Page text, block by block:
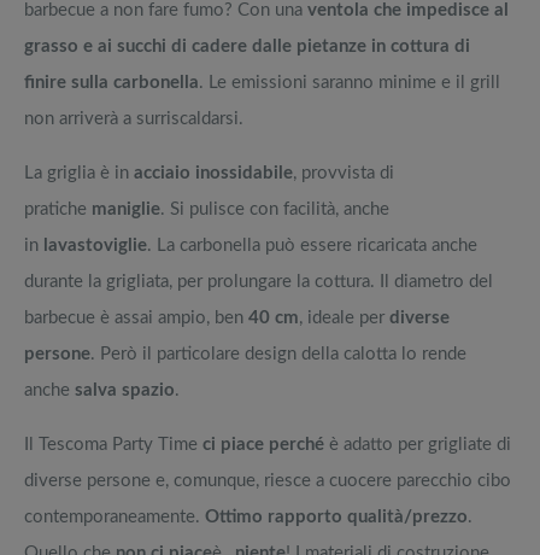
barbecue a non fare fumo? Con una ventola che impedisce al
grasso e ai succhi di cadere dalle pietanze in cottura di
finire sulla carbonella. Le emissioni saranno minime e il grill
non arriverà a surriscaldarsi.
La griglia è in acciaio inossidabile, provvista di
pratiche maniglie. Si pulisce con facilità, anche
in lavastoviglie. La carbonella può essere ricaricata anche
durante la grigliata, per prolungare la cottura. Il diametro del
barbecue è assai ampio, ben 40 cm, ideale per diverse
persone. Però il particolare design della calotta lo rende
anche salva spazio.
Il Tescoma Party Time ci piace perché è adatto per grigliate di
diverse persone e, comunque, riesce a cuocere parecchio cibo
contemporaneamente. Ottimo rapporto qualità/prezzo.